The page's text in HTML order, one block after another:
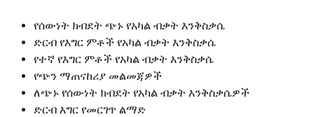
የሰውነት ክብደት ጭኑ የአካል ብቃት እንቅስቃሴ
ድርብ የእግር ምቶች የአካል ብቃት እንቅስቃሴ
የተኛ የእግር ምቶች የአካል ብቃት እንቅስቃሴ
የጭን ማጠናከሪያ መልመጃዎች
ለጭኑ የሰውነት ክብደት የአካል ብቃት እንቅስቃሴዎች
ድርብ እግር የመርገጥ ልማድ